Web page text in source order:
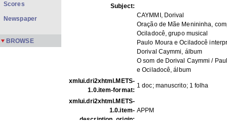
Subject:
CAYMMI, Dorival
Oração de Mãe Menininha,
Ociladocê, grupo musical
Paulo Moura e Ociladocê
Dorival Caymmi, álbum
O som de Dorival Caymmi /
e Ociladocê, álbum
xmlui.dri2xhtml.METS-
1.0.item-format:
1 doc; manuscrito; 1 folha
xmlui.dri2xhtml.METS-
1.0.item-
description_origin:
APPM
Scores
Newspaper
BROWSE